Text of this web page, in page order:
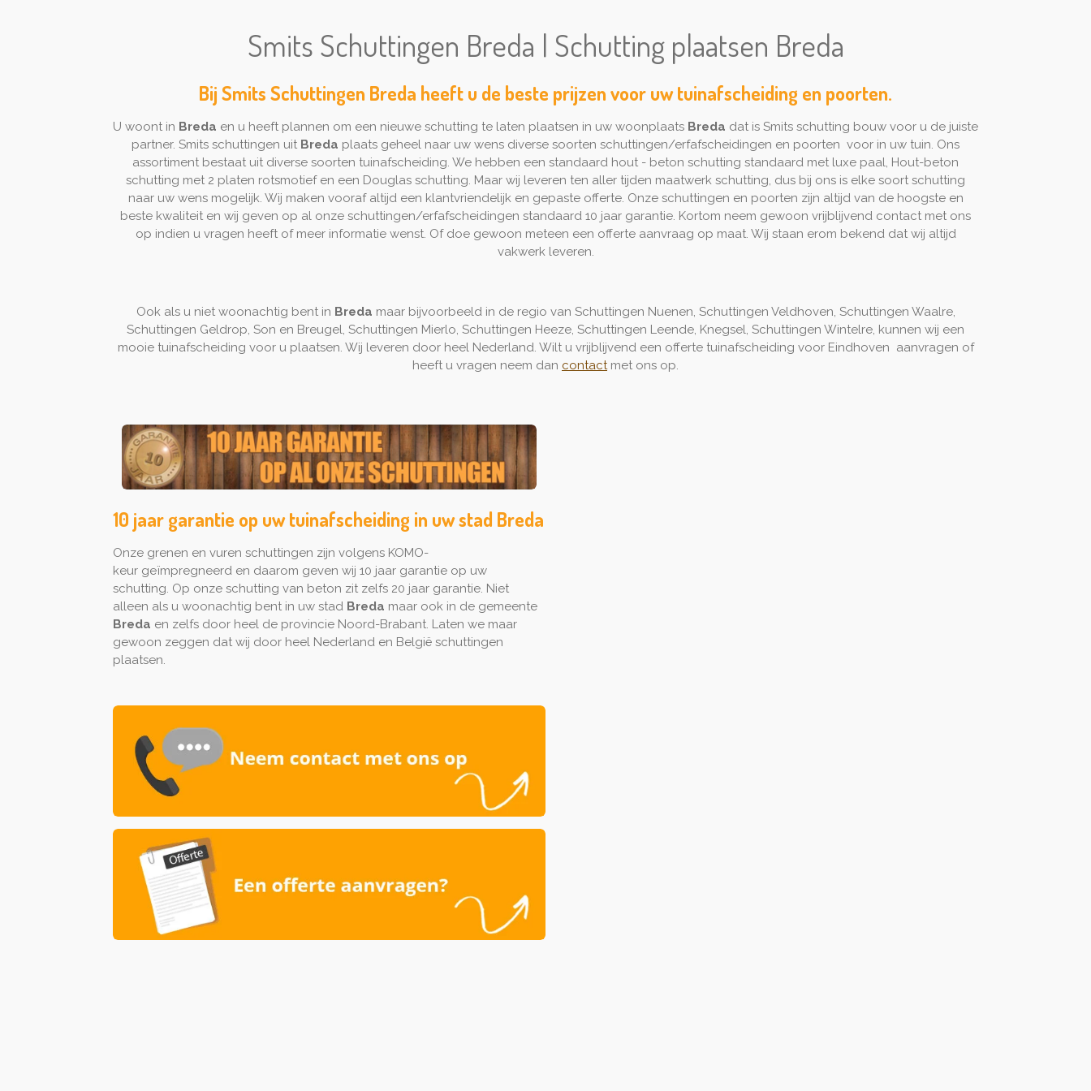
Smits Schuttingen Breda | Schutting plaatsen Breda
Bij Smits Schuttingen Breda heeft u de beste prijzen voor uw tuinafscheiding en poorten.
U woont in Breda en u heeft plannen om een nieuwe schutting te laten plaatsen in uw woonplaats Breda dat is Smits schutting bouw voor u de juiste
partner. Smits schuttingen uit Breda plaats geheel naar uw wens diverse soorten schuttingen/erfafscheidingen en poorten voor in uw tuin. Ons
assortiment bestaat uit diverse soorten tuinafscheiding. We hebben een standaard hout - beton schutting standaard met luxe paal, Hout-beton
schutting met 2 platen rotsmotief en een Douglas schutting. Maar wij leveren ten aller tijden maatwerk schutting, dus bij ons is elke soort schutting
naar uw wens mogelijk. Wij maken vooraf altijd een klantvriendelijk en gepaste offerte. Onze schuttingen en poorten zijn altijd van de hoogste en
beste kwaliteit en wij geven op al onze schuttingen/erfafscheidingen standaard 10 jaar garantie. Kortom neem gewoon vrijblijvend contact met ons
op indien u vragen heeft of meer informatie wenst. Of doe gewoon meteen een offerte aanvraag op maat. Wij staan erom bekend dat wij altijd
vakwerk leveren.
Ook als u niet woonachtig bent in Breda maar bijvoorbeeld in de regio van Schuttingen Nuenen, Schuttingen Veldhoven, Schuttingen Waalre,
Schuttingen Geldrop, Son en Breugel, Schuttingen Mierlo, Schuttingen Heeze, Schuttingen Leende, Knegsel, Schuttingen Wintelre, kunnen wij een
mooie tuinafscheiding voor u plaatsen. Wij leveren door heel Nederland. Wilt u vrijblijvend een offerte tuinafscheiding voor Eindhoven aanvragen of
heeft u vragen neem dan contactmet ons op.
10 jaar garantie op uw tuinafscheiding in uw stad Breda
Onze grenen en vuren schuttingen zijn volgens KOMO-
keur geïmpregneerd en daarom geven wij 10 jaar garantie op uw
schutting. Op onze schutting van beton zit zelfs 20 jaar garantie. Niet
alleen als u woonachtig bent in uw stad Breda maar ook in de gemeente
Breda en zelfs door heel de provincie Noord-Brabant. Laten we maar
gewoon zeggen dat wij door heel Nederland en België schuttingen
plaatsen.